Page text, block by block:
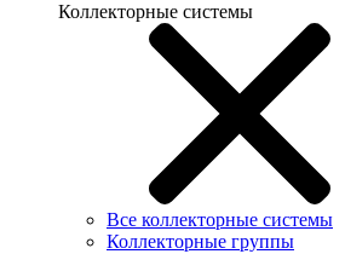
Коллекторные системы
Все коллекторные системы
Коллекторные группы